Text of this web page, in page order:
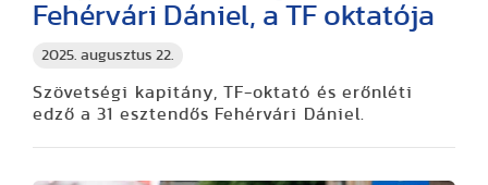
2025. augusztus 22.
Fehérvári Dániel, a TF oktatója
Szövetségi kapitány, TF-oktató és erőnléti
edző a 31 esztendős Fehérvári Dániel.